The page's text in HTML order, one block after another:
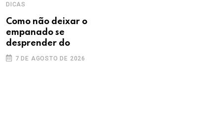
DICAS
Como não deixar o
empanado se
desprender do
7 DE AGOSTO DE 2026